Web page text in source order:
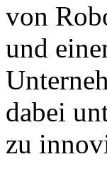
von
und
dabei
zu